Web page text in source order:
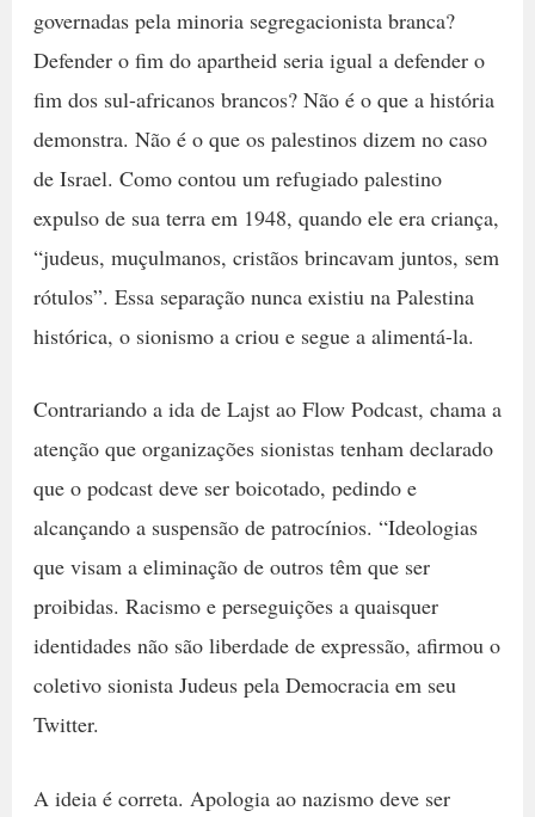
governadas pela minoria segregacionista branca?
Defender o fim do apartheid seria igual a defender o
fim dos sul-africanos brancos? Não é o que a história
demonstra. Não é o que os palestinos dizem no caso
de Israel. Como contou um refugiado palestino
expulso de sua terra em 1948, quando ele era criança,
“judeus, muçulmanos, cristãos brincavam juntos, sem
rótulos”. Essa separação nunca existiu na Palestina
histórica, o sionismo a criou e segue a alimentá-la.
Contrariando a ida de Lajst ao Flow Podcast, chama a
atenção que organizações sionistas tenham declarado
que o podcast deve ser boicotado, pedindo e
alcançando a suspensão de patrocínios. “Ideologias
que visam a eliminação de outros têm que ser
proibidas. Racismo e perseguições a quaisquer
identidades não são liberdade de expressão, afirmou o
coletivo sionista Judeus pela Democracia em seu
Twitter.
A ideia é correta. Apologia ao nazismo deve ser